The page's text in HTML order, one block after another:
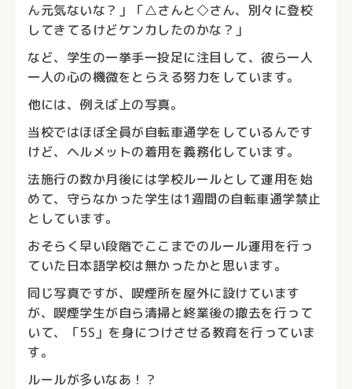
ん元気ないな？」「△さんと◇さん、別々に登校
してきてるけどケンカしたのかな？」
など、学生の一挙手一投足に注目して、彼ら一人
一人の心の機微をとらえる努力をしています。
他には、例えば上の写真。
当校ではほぼ全員が自転車通学をしているんです
けど、ヘルメットの着用を義務化しています。
法施行の数か月後には学校ルールとして運用を始
めて、守らなかった学生は1週間の自転車通学禁止
としています。
おそらく早い段階でここまでのルール運用を行っ
ていた日本語学校は無かったかと思います。
同じ写真ですが、喫煙所を屋外に設けています
が、喫煙学生が自ら清掃と終業後の撤去を行って
いて、「5S」を身につけさせる教育を行っていま
す。
ルールが多いなあ！？